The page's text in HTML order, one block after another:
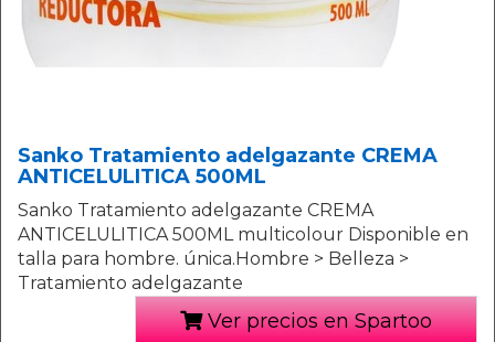
Sanko Tratamiento adelgazante CREMA
ANTICELULITICA 500ML
Sanko Tratamiento adelgazante CREMA
ANTICELULITICA 500ML multicolour Disponible en
talla para hombre. única.Hombre > Belleza >
Tratamiento adelgazante
Ver precios en Spartoo